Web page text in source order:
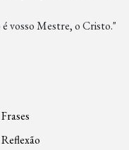
vosso Mestre, o Cristo."
Frases
Reflexão